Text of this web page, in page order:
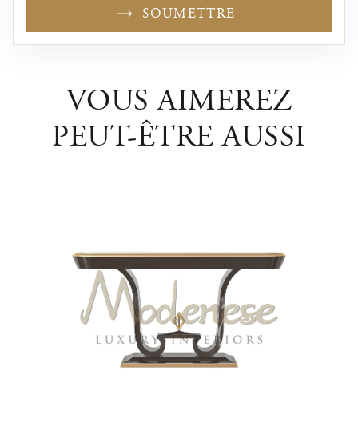
SOUMETTRE
VOUS AIMEREZ
PEUT-ÊTRE AUSSI